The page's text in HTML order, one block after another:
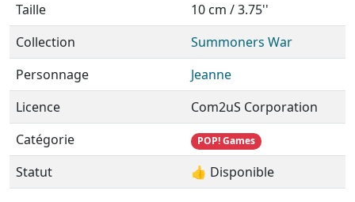
Taille
10 cm / 3.75''
Collection
Summoners War
Personnage
Jeanne
Licence
Com2uS Corporation
Catégorie
POP! Games
Statut 👍 Disponible